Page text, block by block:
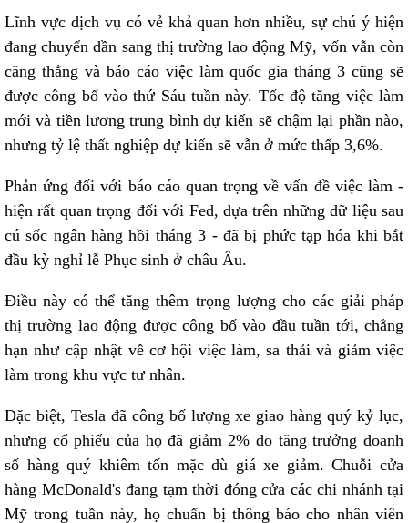
Lĩnh vực dịch vụ có vẻ khả quan hơn nhiều, sự chú ý hiện
đang chuyển dần sang thị trường lao động Mỹ, vốn vẫn còn
căng thẳng và báo cáo việc làm quốc gia tháng 3 cũng sẽ
được công bố vào thứ Sáu tuần này. Tốc độ tăng việc làm
mới và tiền lương trung bình dự kiến sẽ chậm lại phần nào,
nhưng tỷ lệ thất nghiệp dự kiến sẽ vẫn ở mức thấp 3,6%.
Phản ứng đối với báo cáo quan trọng về vấn đề việc làm -
hiện rất quan trọng đối với Fed, dựa trên những dữ liệu sau
cú sốc ngân hàng hồi tháng 3 - đã bị phức tạp hóa khi bắt
đầu kỳ nghỉ lễ Phục sinh ở châu Âu.
Điều này có thể tăng thêm trọng lượng cho các giải pháp
thị trường lao động được công bố vào đầu tuần tới, chẳng
hạn như cập nhật về cơ hội việc làm, sa thải và giảm việc
làm trong khu vực tư nhân.
Đặc biệt, Tesla đã công bố lượng xe giao hàng quý kỷ lục,
nhưng cổ phiếu của họ đã giảm 2% do tăng trưởng doanh
số hàng quý khiêm tốn mặc dù giá xe giảm. Chuỗi cửa
hàng McDonald's đang tạm thời đóng cửa các chi nhánh tại
Mỹ trong tuần này, họ chuẩn bị thông báo cho nhân viên